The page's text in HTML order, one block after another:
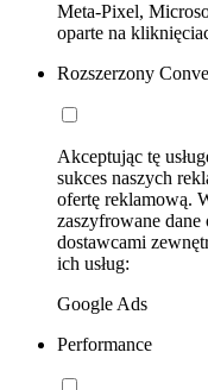
Meta-Pixel,
oparte na
Rozszerzony
Akceptując tę
sukces naszych
ofertę reklamową.
zaszyfrowane
dostawcami
ich usług:
Google Ads
Performance